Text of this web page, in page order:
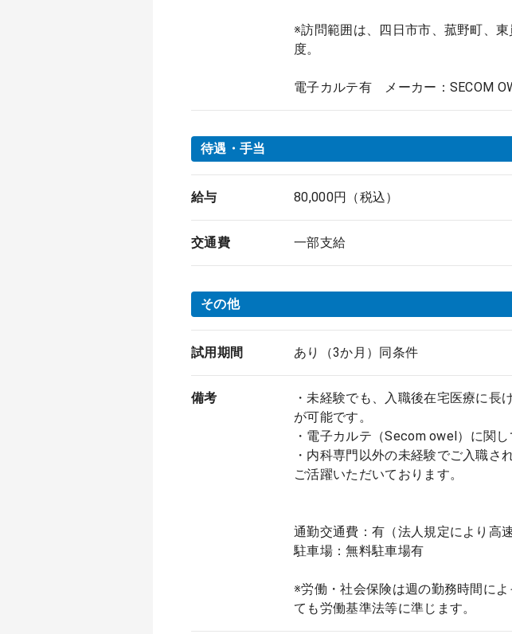
※訪問範囲は、四日市市、菰野町、
度。
電子カルテ有 メーカー：SECOM
待遇・手当
給与 80,000円（税込）
交通費 一部支給
その他
試用期間 あり（3か月）同条件
備考
・未経験でも、入職後在宅医療に
が可能です。
・電子カルテ（Secom owel）に関
・内科専門以外の未経験でご入職
ご活躍いただいております。
通勤交通費：有（法人規定により高
駐車場：無料駐車場有
※労働・社会保険は週の勤務時間に
ても労働基準法等に準じます。